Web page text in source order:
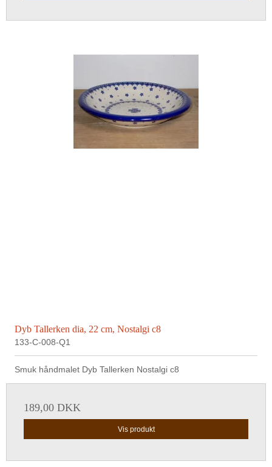
Dyb Tallerken dia, 22 cm, Nostalgi c8
133-C-008-Q1
Smuk håndmalet Dyb Tallerken Nostalgi c8
189,00 DKK
Vis produkt